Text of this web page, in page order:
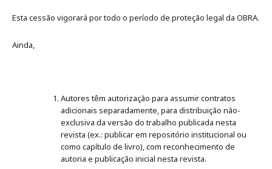
Esta cessão vigorará por todo o período de proteção legal da OBRA.
Ainda,
Autores têm autorização para assumir contratos
adicionais separadamente, para distribuição não-
exclusiva da versão do trabalho publicada nesta
revista (ex.: publicar em repositório institucional ou
como capítulo de livro), com reconhecimento de
autoria e publicação inicial nesta revista.